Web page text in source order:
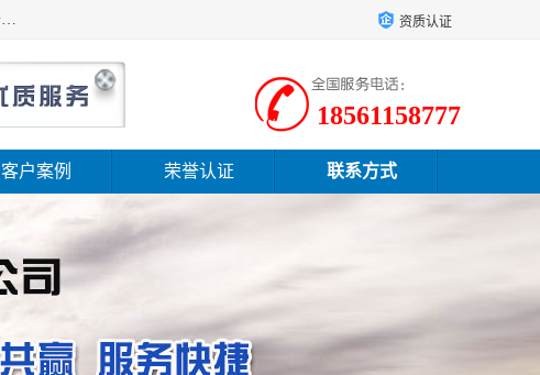
山东振达工矿设备有限公司是集科研开发、生产加工、电子商务为一体的技术型企业,公司主营:气体自动负压采样器，矿灯,光干涉甲烷测定器及其校验仪,甲烷报警仪及其校验装置,甲烷传感器校验装置,粉尘校验装置,煤尘爆炸校验装置,高压水表,三点测径规,圆型规,钢规磨耗仪,第四种检查器,内距尺,轮径尺,样板等铁路配件仪表,矿用设备等产品. 资质认证
18561158777
客户案例 荣誉认证 联系方式